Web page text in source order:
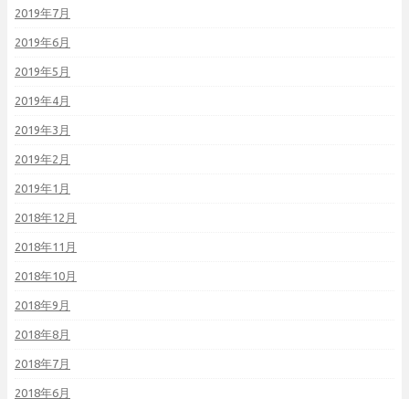
2019年7月
2019年6月
2019年5月
2019年4月
2019年3月
2019年2月
2019年1月
2018年12月
2018年11月
2018年10月
2018年9月
2018年8月
2018年7月
2018年6月